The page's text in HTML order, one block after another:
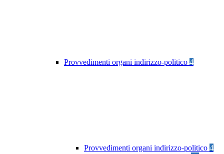
Provvedimenti organi indirizzo-politico 4
Provvedimenti organi indirizzo-politico 4